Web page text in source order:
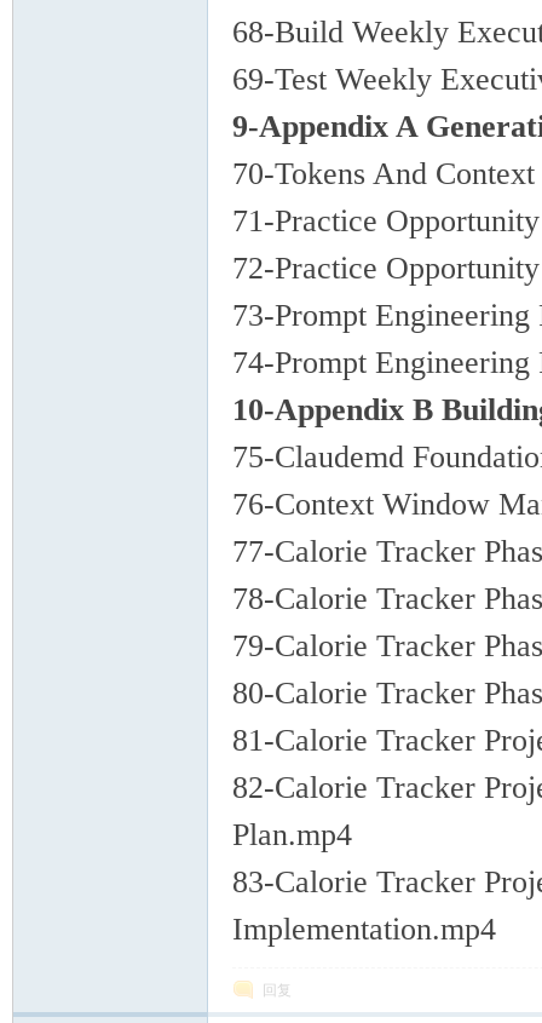
68-Build Weekly
69-Test Weekly
9-Appendix A
70-Tokens And
71-Practice
72-Practice
73-Prompt Engineering
74-Prompt Engineering
10-Appendix B
75-Claudemd
76-Context Window
77-Calorie Tracker
78-Calorie Tracker
79-Calorie Tracker
80-Calorie Tracker
81-Calorie Tracker
82-Calorie Tracker
Plan.mp4
83-Calorie Tracker
Implementation.mp4
回复